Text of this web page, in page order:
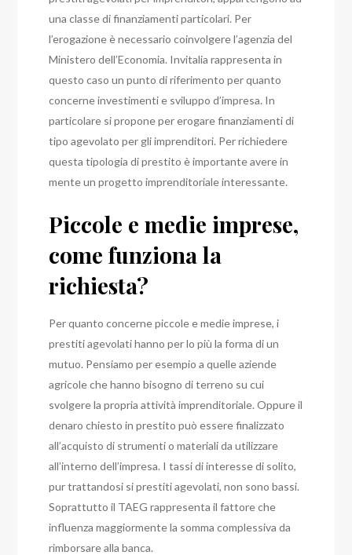
una classe di finanziamenti particolari. Per
l’erogazione è necessario coinvolgere l’agenzia del
Ministero dell’Economia. Invitalia rappresenta in
questo caso un punto di riferimento per quanto
concerne investimenti e sviluppo d’impresa. In
particolare si propone per erogare finanziamenti di
tipo agevolato per gli imprenditori. Per richiedere
questa tipologia di prestito è importante avere in
mente un progetto imprenditoriale interessante.
Piccole e medie imprese,
come funziona la
richiesta?
Per quanto concerne piccole e medie imprese, i
prestiti agevolati hanno per lo più la forma di un
mutuo. Pensiamo per esempio a quelle aziende
agricole che hanno bisogno di terreno su cui
svolgere la propria attività imprenditoriale. Oppure il
denaro chiesto in prestito può essere finalizzato
all’acquisto di strumenti o materiali da utilizzare
all’interno dell’impresa. I tassi di interesse di solito,
pur trattandosi si prestiti agevolati, non sono bassi.
Soprattutto il TAEG rappresenta il fattore che
influenza maggiormente la somma complessiva da
rimborsare alla banca.